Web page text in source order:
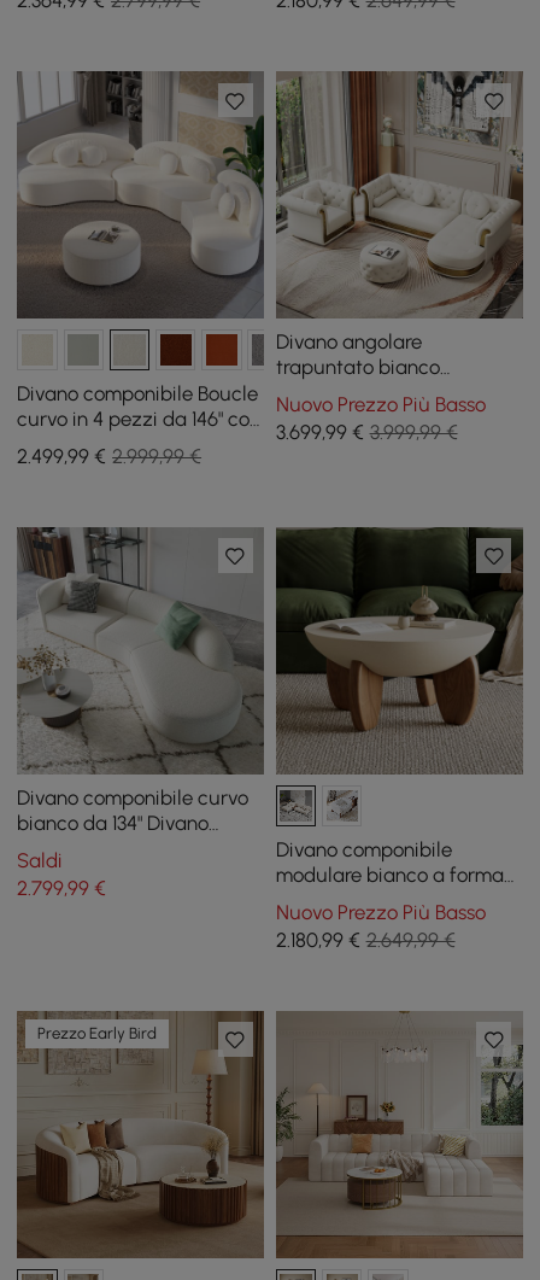
Divano componibile Boucle
curvo in 4 pezzi da 146" con
pouf e cuscini
2.499,99 € 2.999,99 €
Divano angolare
trapuntato bianco
moderno a forma di L
Dodiy a 6 posti con pouf e
cuscini
Nuovo Prezzo Più Basso
3.699,99€ 3.999,99 €
Divano componibile curvo
bianco da 134" Divano
imbottito da pavimento a 5
posti in poliestere in
pelliccia sintetica
Saldi
2.799,99 €
Divano componibile
modulare bianco a forma
di L da 126 pollici con
contenitore e tavolino da
caffè in cemento
Nuovo Prezzo Più Basso
2.180,99€ 2.649,99 €
Prezzo Early Bird